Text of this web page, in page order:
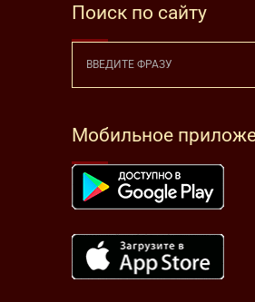
Поиск по сайту
Мобильное